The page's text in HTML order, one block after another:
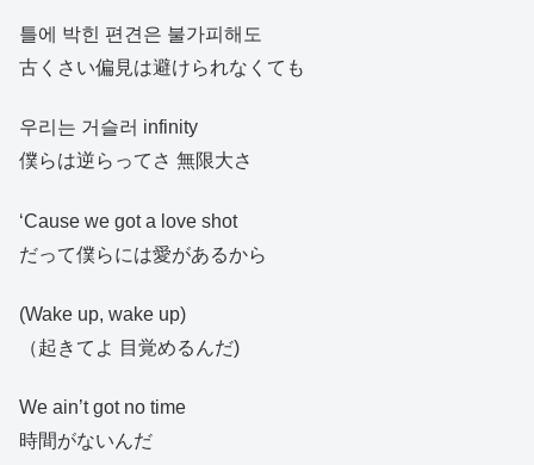
틀에 박힌 편견은 불가피해도
古くさい偏見は避けられなくても
우리는 거슬러 infinity
僕らは逆らってさ 無限大さ
‘Cause we got a love shot
だって僕らには愛があるから
(Wake up, wake up)
（起きてよ 目覚めるんだ)
We ain’t got no time
時間がないんだ